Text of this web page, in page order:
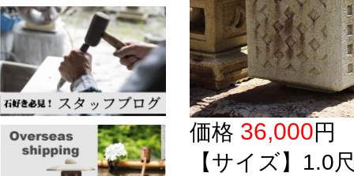
価格 36,000
【サイズ】